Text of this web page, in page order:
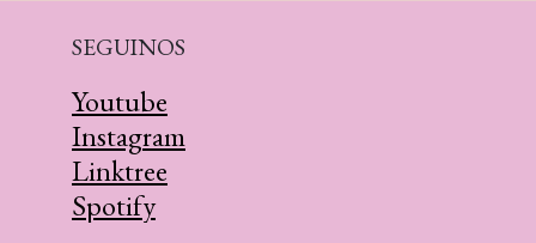
SEGUINOS
Youtube
Instagram
Linktree
Spotify